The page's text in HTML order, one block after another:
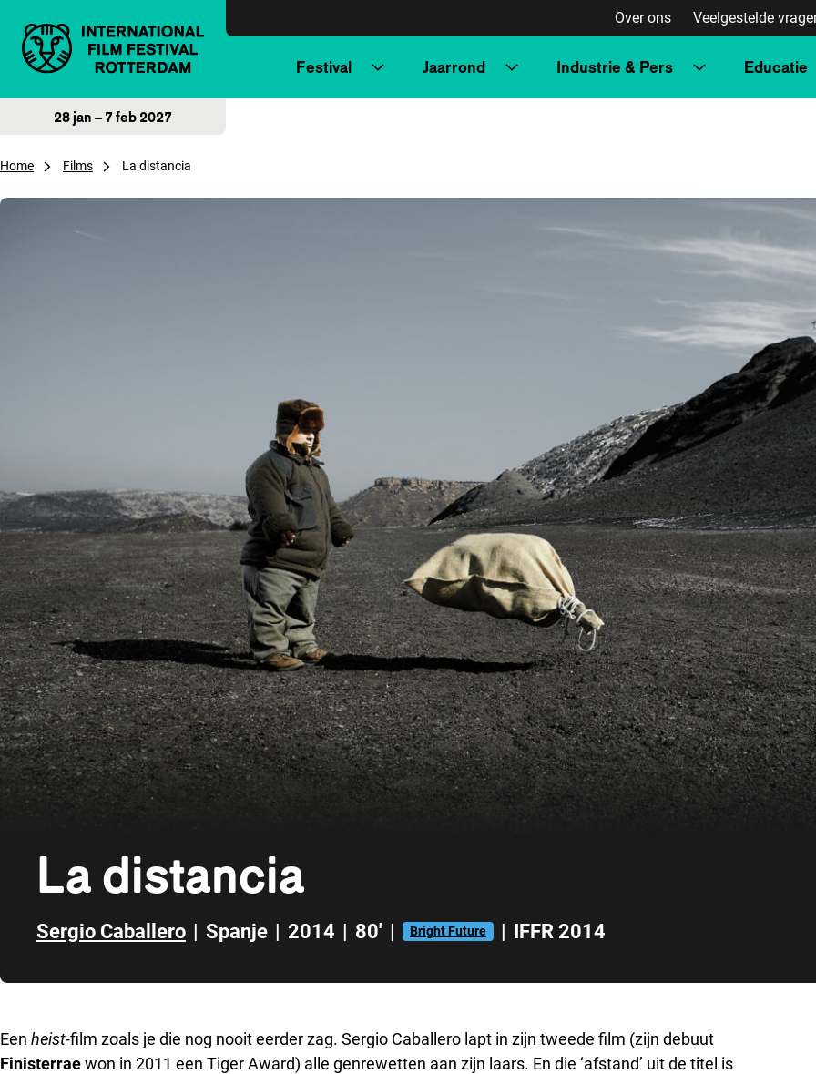
Over ons Veelgestelde
Festival Jaarrond Industrie & Pers Educatie
28 jan – 7 feb 2027
Home Films La distancia
La distancia
Sergio Caballero | Spanje | 2014 | 80' | Bright Future | IFFR 2014
Een heist-film zoals je die nog nooit eerder zag. Sergio Caballero lapt in zijn tweede film (zijn debuut
Finisterraewon in 2011 een Tiger Award) alle genrewetten aan zijn laars. En die ‘afstand’ uit de titel is